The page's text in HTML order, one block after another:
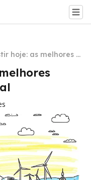
hoje: as melhores o
seu capital